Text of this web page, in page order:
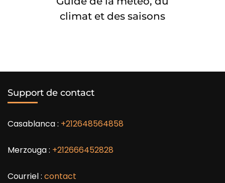
climat et des saisons
Support de contact
Casablanca : +212648564858
Merzouga : +212666452828
Courriel : contact